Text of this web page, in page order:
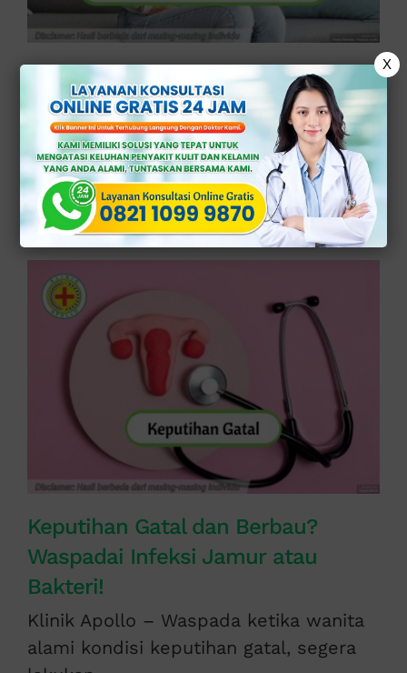
Keputihan Bau dan Gatal?
Waspadai Tanda Infeksi di Organ
Intim
Klinik Apollo – Jangan abaikan ketika
alami keputihan bau dan gatal pada
Keputihan Gatal dan Berbau?
Waspadai Infeksi Jamur atau
Bakteri!
Klinik Apollo – Waspada ketika wanita
alami kondisi keputihan gatal, segera
X